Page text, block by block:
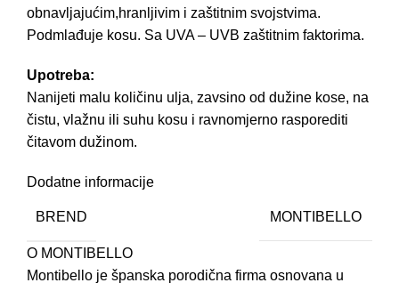
obnavljajućim,hranljivim i zaštitnim svojstvima.
Podmlađuje kosu. Sa UVA – UVB zaštitnim faktorima.
Upotreba:
Nanijeti malu količinu ulja, zavsino od dužine kose, na
čistu, vlažnu ili suhu kosu i ravnomjerno rasporediti
čitavom dužinom.
Dodatne informacije
BREND MONTIBELLO
O MONTIBELLO
Montibello je španska porodična firma osnovana u